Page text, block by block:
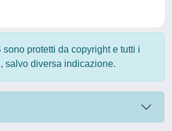
sono protetti da copyright e tutti i
salvo diversa indicazione.